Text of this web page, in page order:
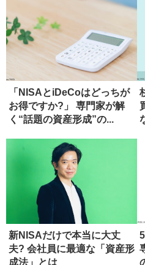
「NISAとiDeCoはどっちが
お得ですか?」 専門家が解
く“話題の資産形成”の...
新NISAだけで本当に大丈
夫? 会社員に最適な「資産形
成法」とは